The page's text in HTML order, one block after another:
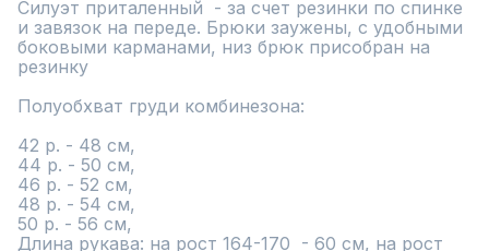
Силуэт приталенный  - за счет резинки по спинке
и завязок на переде. Брюки заужены, с удобными
боковыми карманами, низ брюк присобран на
резинку
Полуобхват груди комбинезона:
42 р. - 48 см,
44 р. - 50 см,
46 р. - 52 см,
48 р. - 54 см,
50 р. - 56 см,
Длина рукава: на рост 164-170  - 60 см, на рост